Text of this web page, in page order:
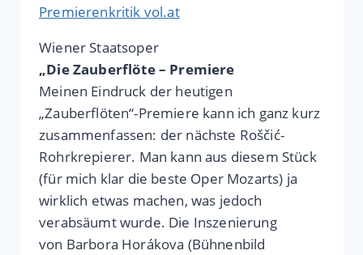
Premierenkritik vol.at
Wiener Staatsoper
„Die Zauberflöte – Premiere
Meinen Eindruck der heutigen
„Zauberflöten“-Premiere kann ich ganz kurz
zusammenfassen: der nächste Roščić-
Rohrkrepierer. Man kann aus diesem Stück
(für mich klar die beste Oper Mozarts) ja
wirklich etwas machen, was jedoch
verabsäumt wurde. Die Inszenierung
von Barbora Horákova (Bühnenbild